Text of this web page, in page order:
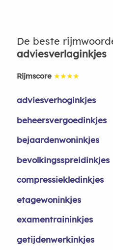
De beste
adviesverlaginkjes
Rijmscore ★★★★
adviesverhoginkjes
beheersvergoedinkjes
bejaardenwoninkjes
bevolkingsspreidinkjes
compressiekledinkjes
etagewoninkjes
examentraininkjes
getijdenwerkinkjes